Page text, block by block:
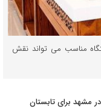
مناسب می‌ تواند نقش
مشهد برای تابستان